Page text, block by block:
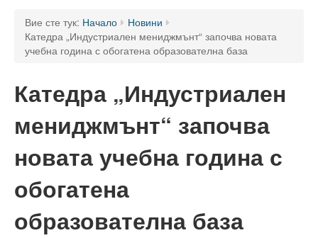
Успели в науката и бизнеса
60 години Морски специалности в ТУ
Тържество по случай празника на университета
Мандатна програма
Ректор
Ръководство
Структура
Вие сте тук: Начало
Новини
Катедра „Индустриален мениджмънт“ започва новата
учебна година с обогатена образователна база
Катедра „Индустриален
мениджмънт“ започва
новата учебна година с
обогатена
образователна база